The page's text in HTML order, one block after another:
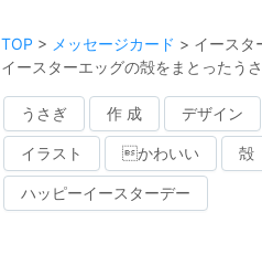
TOP > メッセージカード > イース
イースターエッグの殻をまとったう
うさぎ 作 成 デザイン
イラスト かわいい 殻
ハッピーイースターデー